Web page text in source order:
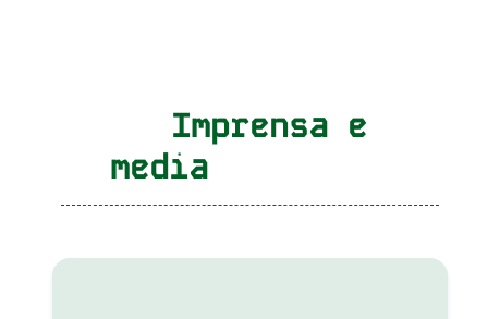
Imprensa e
media